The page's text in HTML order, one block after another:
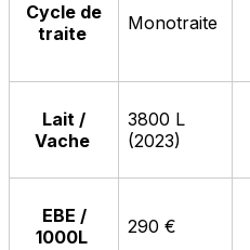
Cycle de
traite
Monotraite
Lait /
Vache
3800 L
(2023)
EBE /
1000L
290 €